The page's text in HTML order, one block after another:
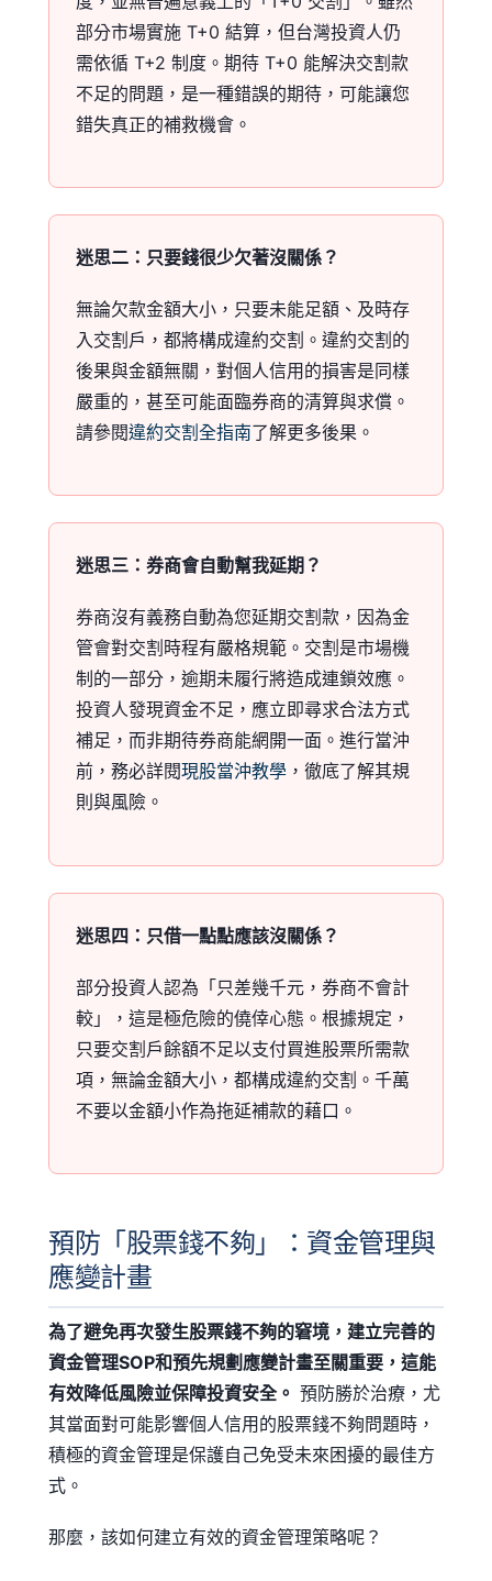
部分市場實施 T+0 結算，但台灣投資人仍
需依循 T+2 制度。期待 T+0 能解決交割款
不足的問題，是一種錯誤的期待，可能讓您
錯失真正的補救機會。
迷思二：只要錢很少欠著沒關係？
無論欠款金額大小，只要未能足額、及時存
入交割戶，都將構成違約交割。違約交割的
後果與金額無關，對個人信用的損害是同樣
嚴重的，甚至可能面臨券商的清算與求償。
請參閱違約交割全指南了解更多後果。
迷思三：券商會自動幫我延期？
券商沒有義務自動為您延期交割款，因為金
管會對交割時程有嚴格規範。交割是市場機
制的一部分，逾期未履行將造成連鎖效應。
投資人發現資金不足，應立即尋求合法方式
補足，而非期待券商能網開一面。進行當沖
前，務必詳閱現股當沖教學 ，徹底了解其規
則與風險。
迷思四：只借一點點應該沒關係？
部分投資人認為「只差幾千元，券商不會計
較」，這是極危險的僥倖心態。根據規定，
只要交割戶餘額不足以支付買進股票所需款
項，無論金額大小，都構成違約交割。千萬
不要以金額小作為拖延補款的藉口。
預防「股票錢不夠」：資金管理與
應變計畫
為了避免再次發生股票錢不夠的窘境，建立完善的
資金管理SOP和預先規劃應變計畫至關重要，這能
有效降低風險並保障投資安全。 預防勝於治療，尤
其當面對可能影響個人信用的股票錢不夠問題時，
積極的資金管理是保護自己免受未來困擾的最佳方
式。
那麼，該如何建立有效的資金管理策略呢？